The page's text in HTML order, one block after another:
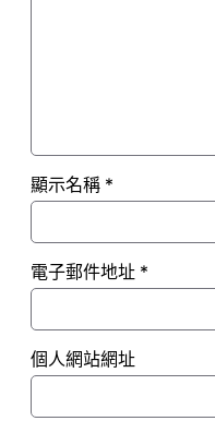
顯示名稱 *
電子郵件地址 *
個人網站網址